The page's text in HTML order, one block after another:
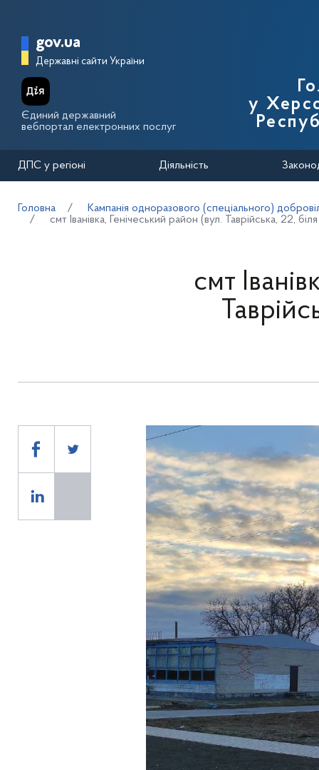
Головна сторінка Державної
gov.ua
Державні сайти України
Єдиний державний
вебпортал електронних послуг
у
ДПС у регіоні Діяльність
Головна
Кампанія одноразового (спеціального)
смт Іванівка, Генічеський район (вул. Таврійська, 22,
смт